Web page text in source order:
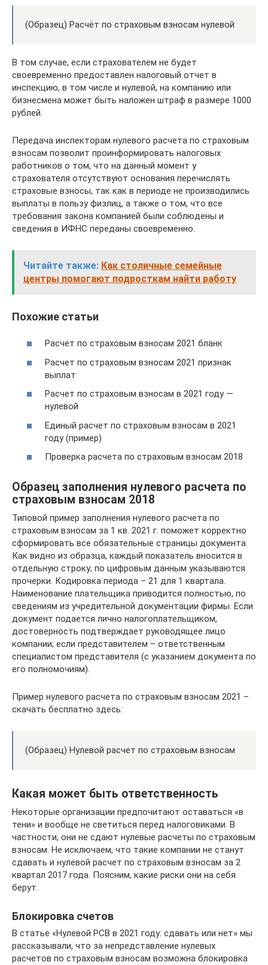
(Образец) Расчёт по страховым взносам нулевой
В том случае, если страхователем не будет
своевременно предоставлен налоговый отчет в
инспекцию, в том числе и нулевой, на компанию или
бизнесмена может быть наложен штраф в размере 1000
рублей.
Передача инспекторам нулевого расчета по страховым
взносам позволит проинформировать налоговых
работников о том, что на данный момент у
страхователя отсутствуют основания перечислять
страховые взносы, так как в периоде не производились
выплаты в пользу физлиц, а также о том, что все
требования закона компанией были соблюдены и
сведения в ИФНС переданы своевременно.
Читайте также: Как столичные семейные
центры помогают подросткам найти работу
Похожие статьи
Расчет по страховым взносам 2021 бланк
Расчет по страховым взносам 2021 признак
выплат
Расчет по страховым взносам в 2021 году —
нулевой
Единый расчет по страховым взносам в 2021
году (пример)
Проверка расчета по страховым взносам 2018
Образец заполнения нулевого расчета по
страховым взносам 2018
Типовой пример заполнения нулевого расчета по
страховым взносам за 1 кв. 2021 г. поможет корректно
сформировать все обязательные страницы документа.
Как видно из образца, каждый показатель вносится в
отдельную строку; по цифровым данным указываются
прочерки. Кодировка периода – 21 для 1 квартала.
Наименование плательщика приводится полностью, по
сведениям из учредительной документации фирмы. Если
документ подается лично налогоплательщиком,
достоверность подтверждает руководящее лицо
компании; если представителем – ответственным
специалистом представителя (с указанием документа по
его полномочиям).
Пример нулевого расчета по страховым взносам 2021 –
скачать бесплатно здесь:
(Образец) Нулевой расчет по страховым взносам
Какая может быть ответственность
Некоторые организации предпочитают оставаться «в
тени» и вообще не светиться перед налоговиками. В
частности, они не сдают нулевые расчеты по страховым
взносам. Не исключаем, что такие компании не станут
сдавать и нулевой расчет по страховым взносам за 2
квартал 2017 года. Поясним, какие риски они на себя
берут.
Блокировка счетов
В статье «Нулевой РСВ в 2021 году: сдавать или нет» мы
рассказывали, что за непредставление нулевых
расчетов по страховым взносам возможна блокировка